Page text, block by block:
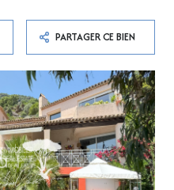
PARTAGER CE BIEN